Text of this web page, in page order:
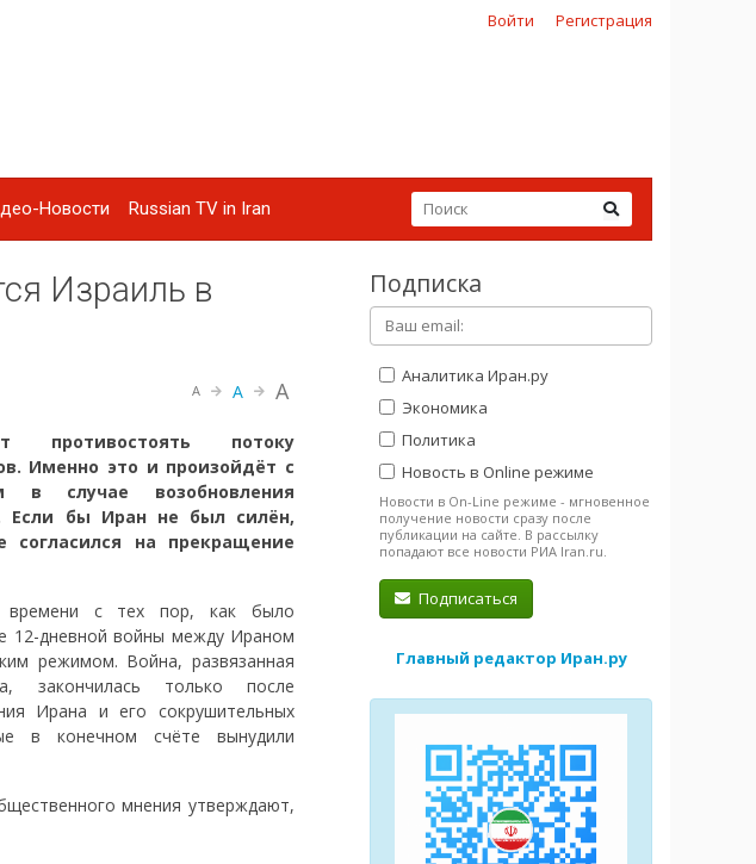
Войти Регистрация
Новости Russian TV in Iran
Израиль в
A A A
потоку
Именно это и произойдёт с
в случае возобновления
Если бы Иран не был силён,
на прекращение
времени с тех пор, как было
12-дневной войны между Ираном
режимом. Война, развязанная
закончилась только после
Ирана и его сокрушительных
в конечном счёте вынудили
мнения утверждают,
Подписка
Аналитика Иран.ру
Экономика
Политика
Новость в Online режиме
Новости в On-Line режиме - мгновенное
получение новости сразу после
публикации на сайте. В рассылку
попадают все новости РИА Iran.ru.
Подписаться
Главный редактор Иран.ру